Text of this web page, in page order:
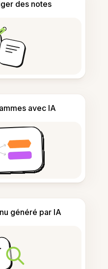
des notes
avec IA
généré par IA